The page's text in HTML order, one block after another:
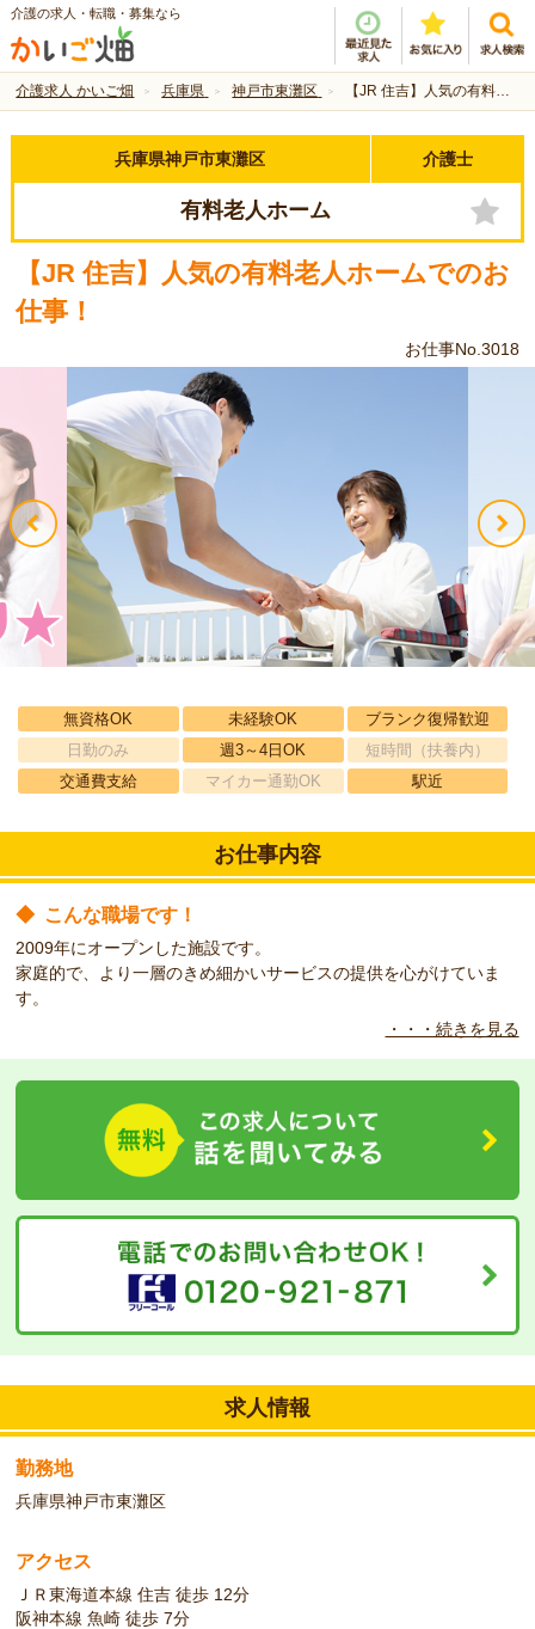
介護の求人・転職・募集なら
介護求人 かいご畑 兵庫県 神戸市東灘区 【JR 住吉】人気の有料老人ホームでのお仕事！
兵庫県神戸市東灘区 介護士
有料老人ホーム
【JR 住吉】人気の有料老人ホームでのお
仕事！
お仕事No.3018
無資格OK 未経験OK
ブランク復帰歓迎
日勤のみ
週3～4日OK
短時間（扶養内）
交通費支給
マイカー通勤OK 駅近
お仕事内容
◆ こんな職場です！
2009年にオープンした施設です。
家庭的で、より一層のきめ細かいサービスの提供を心がけていま
す。
・・・続きを見る
求人情報
勤務地
兵庫県神戸市東灘区
アクセス
ＪＲ東海道本線 住吉 徒歩 12分
阪神本線 魚崎 徒歩 7分